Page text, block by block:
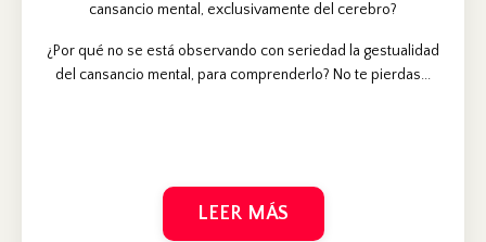
cansancio mental, exclusivamente del cerebro?
¿Por qué no se está observando con seriedad la gestualidad
del cansancio mental, para comprenderlo? No te pierdas...
LEER MÁS